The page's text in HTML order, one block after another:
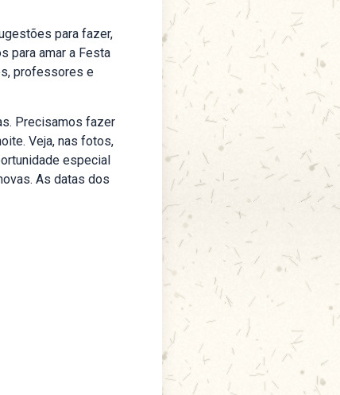
para fazer,
para amar a Festa
professores e
Precisamos fazer
Veja, nas fotos,
especial
As datas dos